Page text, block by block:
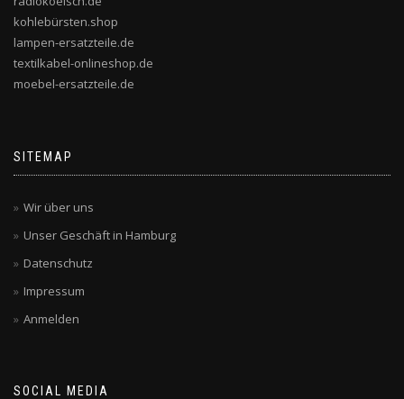
kohlebürsten.shop
lampen-ersatzteile.de
textilkabel-onlineshop.de
moebel-ersatzteile.de
SITEMAP
Wir über uns
Unser Geschäft in Hamburg
Datenschutz
Impressum
Anmelden
SOCIAL MEDIA